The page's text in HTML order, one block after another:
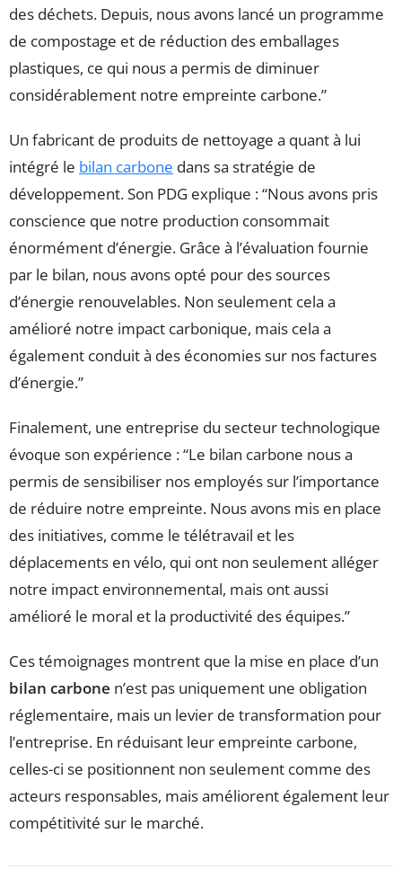
des déchets. Depuis, nous avons lancé un programme
de compostage et de réduction des emballages
plastiques, ce qui nous a permis de diminuer
considérablement notre empreinte carbone.”
Un fabricant de produits de nettoyage a quant à lui
intégré le bilan carbone dans sa stratégie de
développement. Son PDG explique : “Nous avons pris
conscience que notre production consommait
énormément d’énergie. Grâce à l’évaluation fournie
par le bilan, nous avons opté pour des sources
d’énergie renouvelables. Non seulement cela a
amélioré notre impact carbonique, mais cela a
également conduit à des économies sur nos factures
d’énergie.”
Finalement, une entreprise du secteur technologique
évoque son expérience : “Le bilan carbone nous a
permis de sensibiliser nos employés sur l’importance
de réduire notre empreinte. Nous avons mis en place
des initiatives, comme le télétravail et les
déplacements en vélo, qui ont non seulement alléger
notre impact environnemental, mais ont aussi
amélioré le moral et la productivité des équipes.”
Ces témoignages montrent que la mise en place d’un
bilan carbone n’est pas uniquement une obligation
réglementaire, mais un levier de transformation pour
l’entreprise. En réduisant leur empreinte carbone,
celles-ci se positionnent non seulement comme des
acteurs responsables, mais améliorent également leur
compétitivité sur le marché.